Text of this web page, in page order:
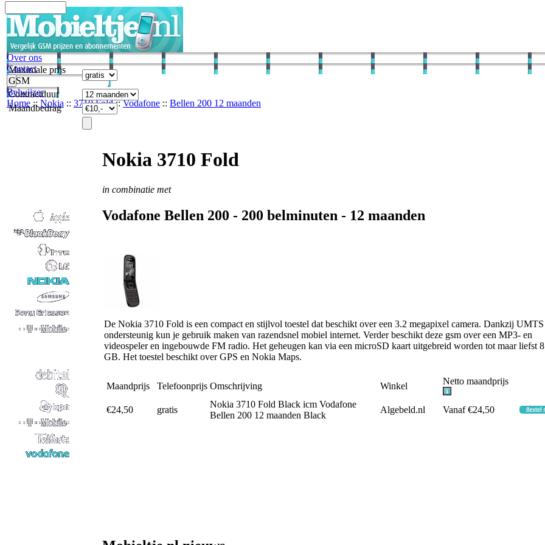
Over ons
Contact
Belwijzer
Home :: Nokia :: 3710 Fold::Vodafone :: Bellen 200 12 maanden
Maximale prijs
GSM
Contractduur
Maandbedrag
Nokia 3710 Fold
in combinatie met
Vodafone Bellen 200 - 200 belminuten - 12 maanden
De Nokia 3710 Fold is een compact en stijlvol toestel dat beschikt over een 3.2 megapixel camera. Dankzij UMTS
ondersteunig kun je gebruik maken van razendsnel mobiel internet. Verder beschikt deze gsm over een MP3- en
videospeler en ingebouwde FM radio. Het geheugen kan via een microSD kaart uitgebreid worden tot maar liefst 8
GB. Het toestel beschikt over GPS en Nokia Maps.
Maandprijs Telefoonprijs Omschrijving Winkel Netto maandprijs
€24,50 gratis
Nokia 3710 Fold Black icm Vodafone
Bellen 200 12 maanden Black
Algebeld.nl Vanaf €24,50